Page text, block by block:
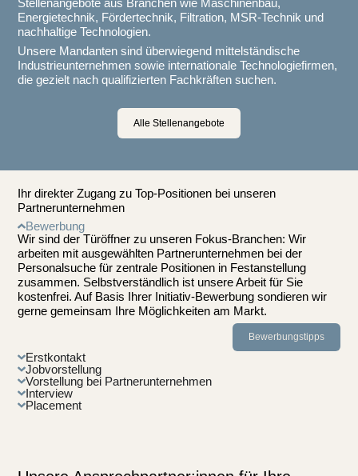
Stellenangebote aus Branchen wie Maschinenbau,
Energietechnik, Fördertechnik, Filtration, MSR-Technik und
nachhaltige Technologien.
Unsere Mandanten sind überwiegend mittelständische
Industrieunternehmen sowie internationale Technologiefirmen,
die gezielt nach qualifizierten Fachkräften suchen.
Alle Stellenangebote
Ihr direkter Zugang zu Top-Positionen bei unseren
Partnerunternehmen
Bewerbung
Wir sind der Türöffner zu unseren Fokus-Branchen: Wir
arbeiten mit ausgewählten Partnerunternehmen bei der
Personalsuche für zentrale Positionen in Festanstellung
zusammen. Selbstverständlich ist unsere Arbeit für Sie
kostenfrei. Auf Basis Ihrer Initiativ-Bewerbung sondieren wir
gerne gemeinsam Ihre Möglichkeiten am Markt.
Bewerbungstipps
Erstkontakt
Jobvorstellung
Vorstellung bei Partnerunternehmen
Interview
Placement